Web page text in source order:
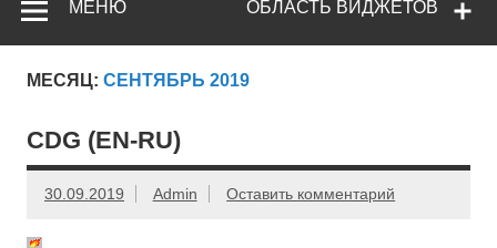
ОБЛАСТЬ ВИДЖЕТОВ
МЕНЮ
МЕСЯЦ: СЕНТЯБРЬ 2019
CDG (EN-RU)
30.09.2019 Admin Оставить комментарий